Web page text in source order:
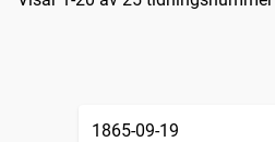
1865-09-19